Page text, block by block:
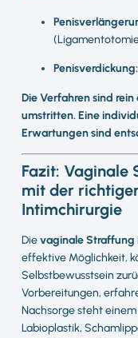
Penisverdickung:
Die Verfahren sind
umstritten. Eine
Erwartungen sind
Fazit: Vaginale
mit der
Intimchirurgie
Dievaginale Straffung
effektive Möglichkeit,
Selbstbewusstsein
Vorbereitungen,
Nachsorge steht
Labioplastik,